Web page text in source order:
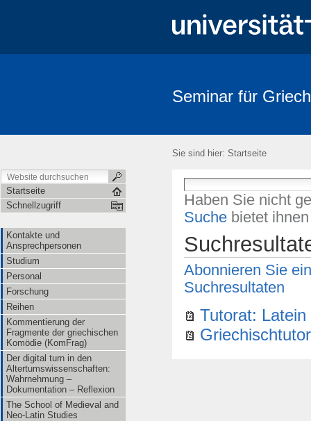
Seminar für
Sie sind hier: Startseite
Startseite
Schnellzugriff
Kontakte und
Ansprechpersonen
Studium
Personal
Forschung
Reihen
Kommentierung der
Fragmente der griechischen
Komödie (KomFrag)
Der digital turn in den
Altertumswissenschaften:
Wahrnehmung –
Dokumentation – Reflexion
The School of Medieval and
Neo-Latin Studies
Haben Sie nicht
Suche bietet
Abonnieren Sie
Suchresultaten
Tutorat: